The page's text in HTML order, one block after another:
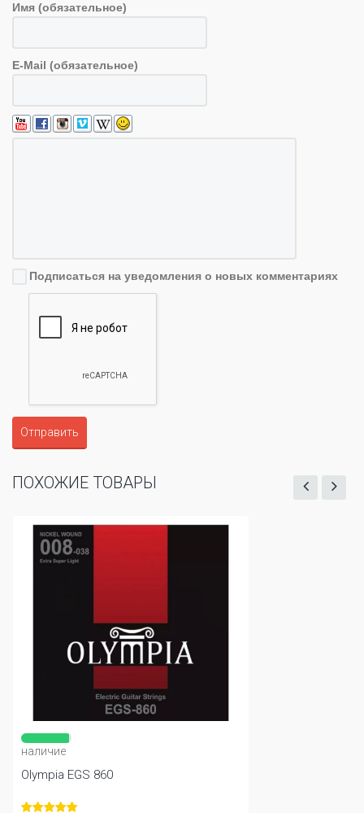
Имя (обязательное)
E-Mail (обязательное)
Подписаться на уведомления о новых комментариях
Отправить
ПОХОЖИЕ ТОВАРЫ
наличие
Olympia EGS 860